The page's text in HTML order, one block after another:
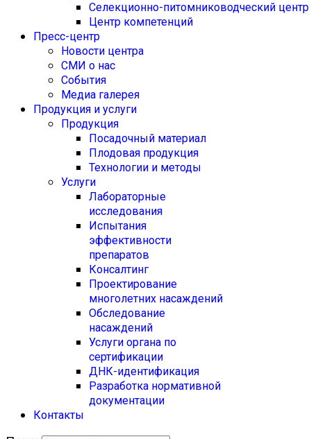
Селекционно-питомниководческий центр
Центр компетенций
Пресс-центр
Новости центра
СМИ о нас
События
Медиа галерея
Продукция и услуги
Продукция
Посадочный материал
Плодовая продукция
Технологии и методы
Услуги
Лабораторные
исследования
Испытания
эффективности
препаратов
Консалтинг
Проектирование
многолетних насаждений
Обследование
насаждений
Услуги органа по
сертификации
ДНК-идентификация
Разработка нормативной
документации
Контакты